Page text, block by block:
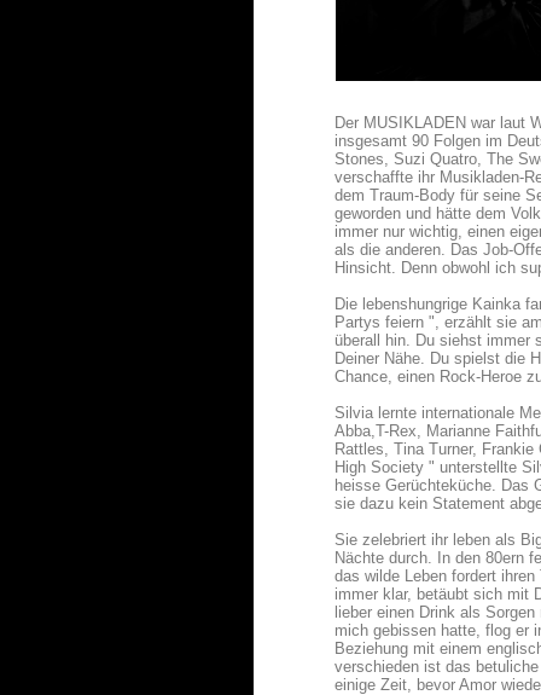
Der MUSIKLADEN war laut
insgesamt 90 Folgen im
Stones, Suzi Quatro, The
verschaffte ihr Musikladen-
dem Traum-Body für seine
geworden und hätte dem
immer nur wichtig, einen
als die anderen. Das Job-
Hinsicht. Denn obwohl ich
Die lebenshungrige Kainka
Partys feiern ", erzählt sie
überall hin. Du siehst immer
Deiner Nähe. Du spielst die
Chance, einen Rock-Heroe
Silvia lernte internationale
Abba,T-Rex, Marianne
Rattles, Tina Turner,
High Society " unterstellte
heisse Gerüchteküche. Das
sie dazu kein Statement
Sie zelebriert ihr leben als
Nächte durch. In den 80ern
das wilde Leben fordert
immer klar, betäubt sich mit
lieber einen Drink als
mich gebissen hatte, flog er
Beziehung mit einem
verschieden ist das
einige Zeit, bevor Amor